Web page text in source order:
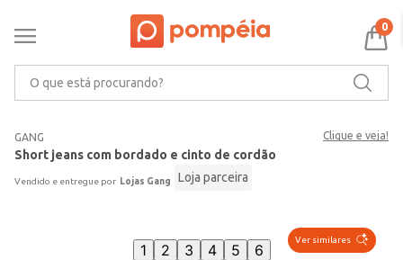
0
GANG Clique e veja!
Short jeans com bordado e cinto de cordão
Lojas Gang Loja parceira
Ver similares
1 2 3 4 5 6